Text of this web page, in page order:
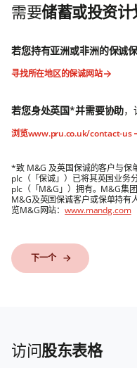
需要储蓄或投资计
若您持有亚洲或非洲的保诚
寻找所在地区的保诚网站
若您身处英国*并需要协助，
浏览www.pru.co.uk/contact-us
*致 M&G 及英国保诚的客户与保
plc（「保诚」）已将其英国业务
plc（「M&G」）拥有。M&G集
M&G及英国保诚客户或保单持有
览M&G网站：www.mandg.com
下一个
下一个
访问股东表格